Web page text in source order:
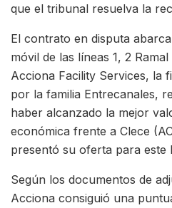
que el tribunal resuelva la
El contrato en disputa
móvil de las líneas 1, 2
Acciona Facility Services, la
por la familia Entrecanales,
haber alcanzado la mejor
económica frente a Clece
presentó su oferta para este
Según los documentos de
Acciona consiguió una